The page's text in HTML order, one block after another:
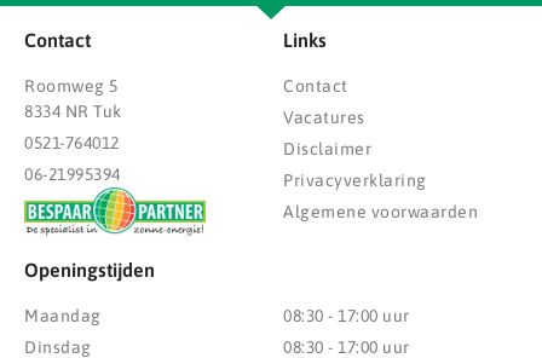
Contact
Roomweg 5
8334 NR Tuk
0521-764012
06-21995394
Links
Contact
Vacatures
Disclaimer
Privacyverklaring
Algemene voorwaarden
Openingstijden
Maandag
Dinsdag
08:30 - 17:00 uur
08:30 - 17:00 uur